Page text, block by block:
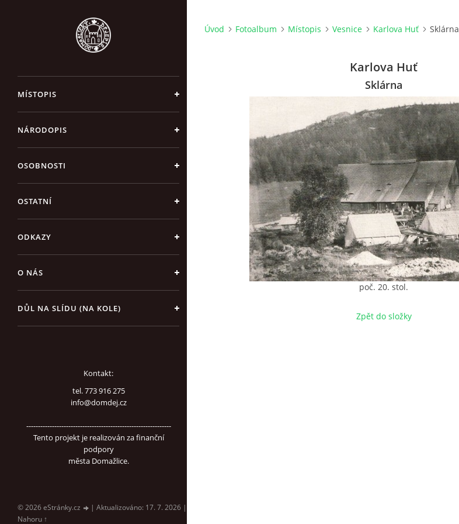
MÍSTOPIS
NÁRODOPIS
OSOBNOSTI
OSTATNÍ
ODKAZY
O NÁS
DŮL NA SLÍDU (NA KOLE)
Kontakt:
tel. 773 916 275
info@domdej.cz
--------------------------------------------------------------
Tento projekt je realizován za finanční
podpory
města Domažlice.
© 2026 eStránky.cz | Aktualizováno: 17. 7. 2026 |
Nahoru ↑
Úvod Fotoalbum Místopis Vesnice Karlova Huť Sklárna
Karlova Huť
Sklárna
poč. 20. stol.
Zpět do složky